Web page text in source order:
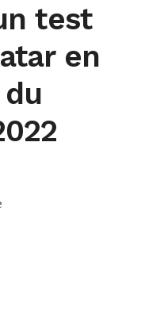
test
en